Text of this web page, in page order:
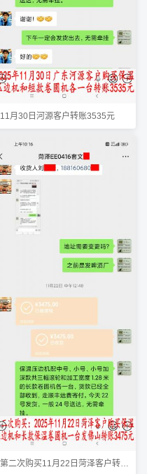
11月30日河源客户转账3535元
第二次购买11月22日菏泽客户转账3475元